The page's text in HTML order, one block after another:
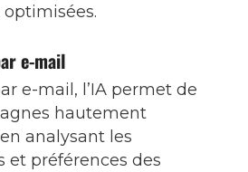
e-mail
e-mail, l’IA permet de
hautement
analysant les
et préférences des